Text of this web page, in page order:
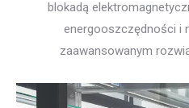
blokadą
energooszczędności i
zaawansowanym